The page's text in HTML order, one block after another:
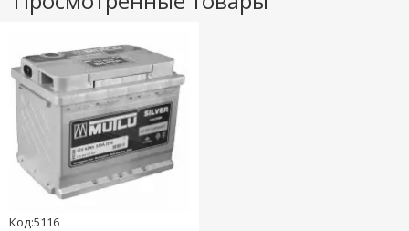
Код:5116